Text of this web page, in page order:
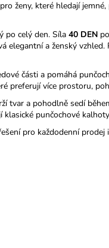
ženy, které hledají
po celý den. Síla 40 DEN
elegantní a ženský
části a pomáhá
preferují více prostoru,
tvar a pohodlně sedí
punčochové
pro každodenní